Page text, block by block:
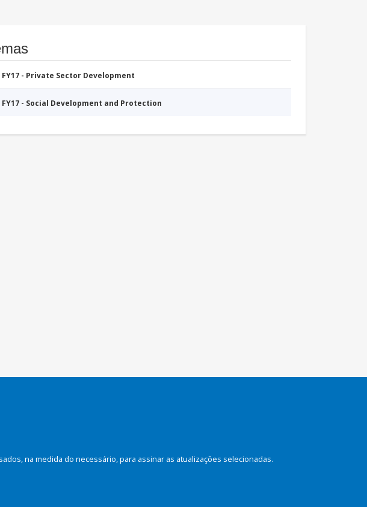
FY17 - Private Sector Development
FY17 - Social Development and Protection
na medida do necessário, para assinar as atualizações selecionadas.